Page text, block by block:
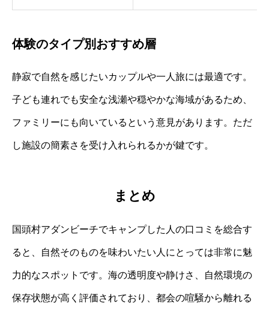
体験のタイプ別おすすめ層
静寂で自然を感じたいカップルや一人旅には最適です。
子ども連れでも安全な浅瀬や穏やかな海域があるため、
ファミリーにも向いているという意見があります。ただ
し施設の簡素さを受け入れられるかが鍵です。
まとめ
国頭村アダンビーチでキャンプした人の口コミを総合す
ると、自然そのものを味わいたい人にとっては非常に魅
力的なスポットです。海の透明度や静けさ、自然環境の
保存状態が高く評価されており、都会の喧騒から離れる